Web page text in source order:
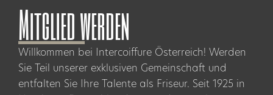
Mitglied werden
Willkommen bei Intercoiffure Österreich! Werden
Sie Teil unserer exklusiven Gemeinschaft und
entfalten Sie Ihre Talente als Friseur. Seit 1925 in